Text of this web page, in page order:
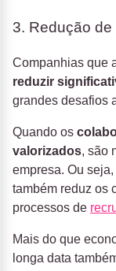
3. Redução de
Companhias que
reduzir
grandes desafios
Quando os
valorizados, são
empresa. Ou
também reduz os
processos de
Mais do que
longa data